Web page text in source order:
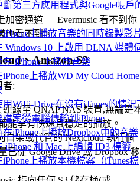
斷第三方應用程式與Google帳戶
iPhone上播放音樂的同時錄製影
Windows 10 上啟用 DLNA 媒體
iPhone 上播放音樂
上播放WD My Cloud
用WiFi-Drive在沒有iTunes的情況
檔案從電腦傳輸到iPhone
iPhone上播放Dropbox中的音樂
iPhone 和 Mac 上編輯 ID3 標籤
上播放本機檔案（iTunes檔
加密通道 — Evermusic 看不到你
也看不到。
、Amazon S3
者:
線至 QNAP NAS 裝置,無論是
能享有快速且穩定的播放。
架或代管的 Nextcloud 執行個
已從 Google Drive 或 Dropbox 移